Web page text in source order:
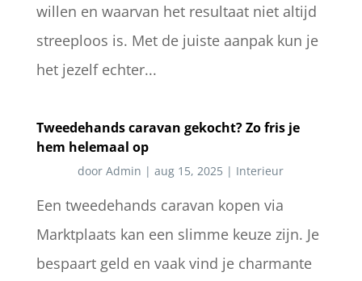
willen en waarvan het resultaat niet altijd
streeploos is. Met de juiste aanpak kun je
het jezelf echter...
Tweedehands caravan gekocht? Zo fris je
hem helemaal op
doorAdmin |aug 15, 2025 | Interieur
Een tweedehands caravan kopen via
Marktplaats kan een slimme keuze zijn. Je
bespaart geld en vaak vind je charmante